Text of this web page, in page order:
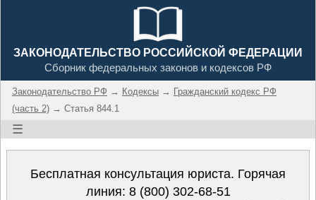
ЗАКОНОДАТЕЛЬСТВО РОССИЙСКОЙ ФЕДЕРАЦИИ
Сборник федеральных законов и кодексов РФ
Законодательство РФ → Кодексы → Гражданский кодекс РФ
(часть 2) → Статья 844.1
☰
Бесплатная консультация юриста. Горячая
линия: 8 (800) 302-68-51